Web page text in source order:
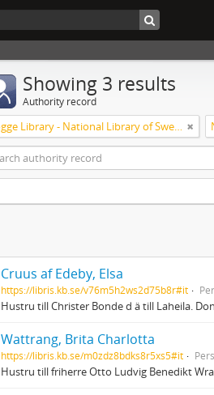
Showing 3 results
Authority record
Rogge Library - National Library of Sweden
Cruus af Edeby, Elsa
https://libris.kb.se/v76m5h2ws2d75b8r#it
Hustru till Christer Bonde d ä till Laheila.
Wattrang, Brita Charlotta
https://libris.kb.se/m0zdz8bdks8r5xs5#it
Hustru till friherre Otto Ludvig Benedikt